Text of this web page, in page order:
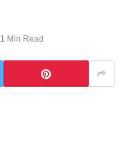
1 Min Read